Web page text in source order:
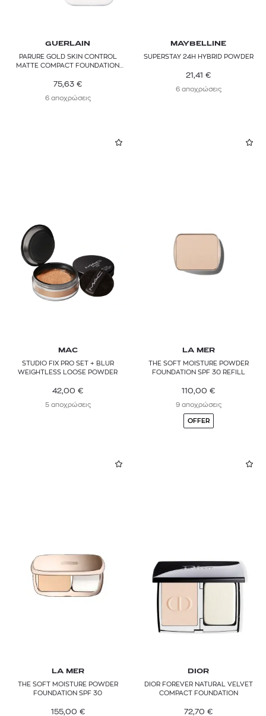
GUERLAIN
PARURE GOLD SKIN CONTROL
MATTE COMPACT FOUNDATION
75,63 €
6 αποχρώσεις
MAYBELLINE
SUPERSTAY 24H HYBRID POWDER
21,41 €
6 αποχρώσεις
MAC
STUDIO FIX PRO SET + BLUR
WEIGHTLESS LOOSE POWDER
42,00 €
5 αποχρώσεις
LA MER
THE SOFT MOISTURE POWDER
FOUNDATION SPF 30 REFILL
110,00 €
9 αποχρώσεις
OFFER
LA MER
THE SOFT MOISTURE POWDER
FOUNDATION SPF 30
155,00 €
DIOR
DIOR FOREVER NATURAL VELVET
COMPACT FOUNDATION
72,70 €